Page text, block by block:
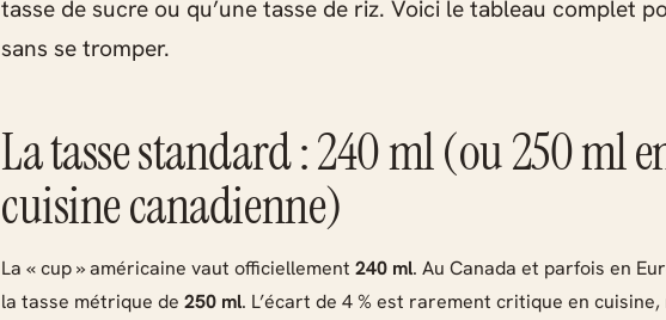
tasse de sucre ou qu’une tasse de riz. Voici le tableau complet
sans se tromper.
La tasse standard : 240 ml (ou 250 ml
cuisine canadienne)
La « cup » américaine vaut officiellement 240 ml. Au Canada et parfois en
la tasse métrique de 250 ml. L’écart de 4 % est rarement critique en